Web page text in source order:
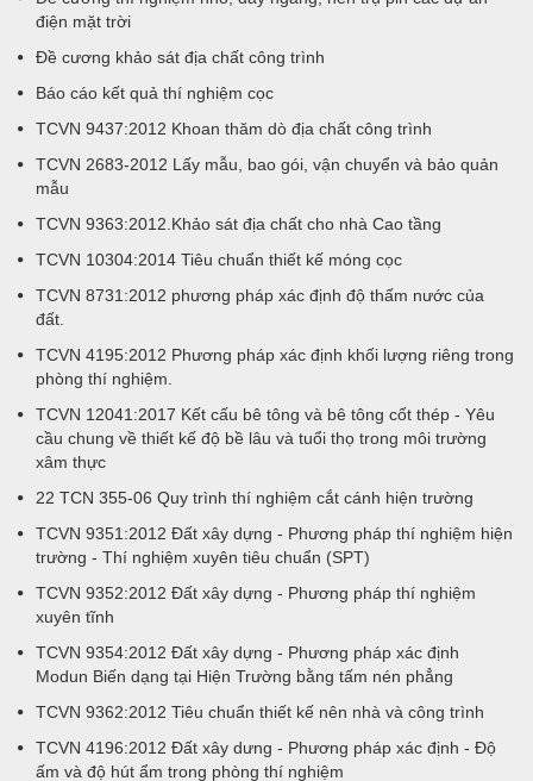
điện mặt trời
Đề cương khảo sát địa chất công trình
Báo cáo kết quả thí nghiệm cọc
TCVN 9437:2012 Khoan thăm dò địa chất công trình
TCVN 2683-2012 Lấy mẫu, bao gói, vận chuyển và bảo quản
mẫu
TCVN 9363:2012.Khảo sát địa chất cho nhà Cao tầng
TCVN 10304:2014 Tiêu chuẩn thiết kế móng cọc
TCVN 8731:2012 phương pháp xác định độ thấm nước của
đất.
TCVN 4195:2012 Phương pháp xác định khối lượng riêng trong
phòng thí nghiệm.
TCVN 12041:2017 Kết cấu bê tông và bê tông cốt thép - Yêu
cầu chung về thiết kế độ bề lâu và tuổi thọ trong môi trường
xâm thực
22 TCN 355-06 Quy trình thí nghiệm cắt cánh hiện trường
TCVN 9351:2012 Đất xây dựng - Phương pháp thí nghiệm hiện
trường - Thí nghiệm xuyên tiêu chuẩn (SPT)
TCVN 9352:2012 Đất xây dựng - Phương pháp thí nghiệm
xuyên tĩnh
TCVN 9354:2012 Đất xây dựng - Phương pháp xác định
Modun Biến dạng tại Hiện Trường bằng tấm nén phẳng
TCVN 9362:2012 Tiêu chuẩn thiết kế nên nhà và công trình
TCVN 4196:2012 Đất xây dưng - Phương pháp xác định - Độ
ấm và độ hút ẩm trong phòng thí nghiệm